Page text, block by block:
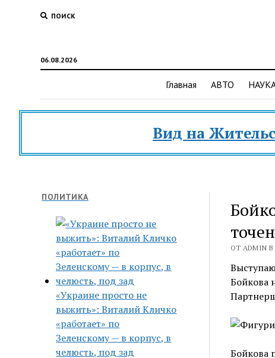
ПОИСК
06.08.2026
Главная АВТО
Вид на Жительство
ПОЛИТИКА
«Украине просто не
выжить»: Виталий Кличко
«работает» по
Зеленскому — в корпус, в
челюсть, под зад
ОТ ADMIN В
Бойкова
Бойкова